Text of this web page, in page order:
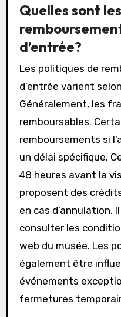
Quelles sont
d’entrée?
Les politiques de
d’entrée varient
Généralement, les
remboursables.
remboursements si
un délai spécifique.
48 heures avant la
proposent des
en cas d’annulation.
consulter les
web du musée. Les
également être
événements
fermetures